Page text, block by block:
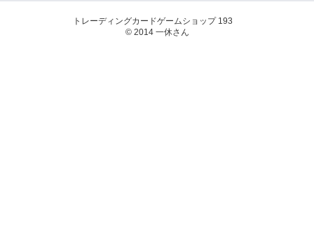
トレーディングカードゲームショップ 193
© 2014 一休さん